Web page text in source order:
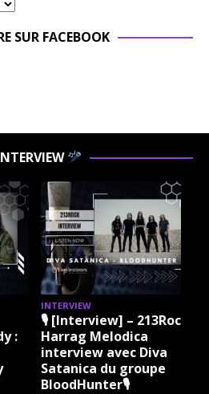
SUR FACEBOOK
:
INTERVIEW
🎙 [Interview] – 213Rock
Harrag Melodica
interview avec Diva
Satanica du groupe
BloodHunter🎙